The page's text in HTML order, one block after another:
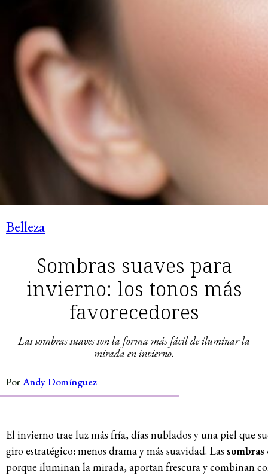
Belleza
Sombras suaves para
invierno: los tonos más
favorecedores
Las sombras suaves son la forma más fácil de iluminar la
mirada en invierno.
PorAndy Domínguez
El invierno trae luz más fría, días nublados y una piel que
giro estratégico: menos drama y más suavidad. Las sombras
porque iluminan la mirada, aportan frescura y combinan